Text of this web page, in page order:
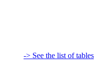
-> See the list of tables